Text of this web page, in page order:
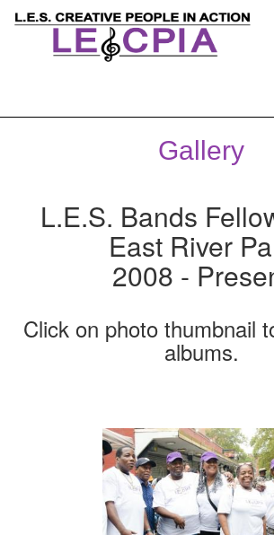
Gallery
L.E.S. Bands
East River
2008 -
Click on photo thumbnail
albums.